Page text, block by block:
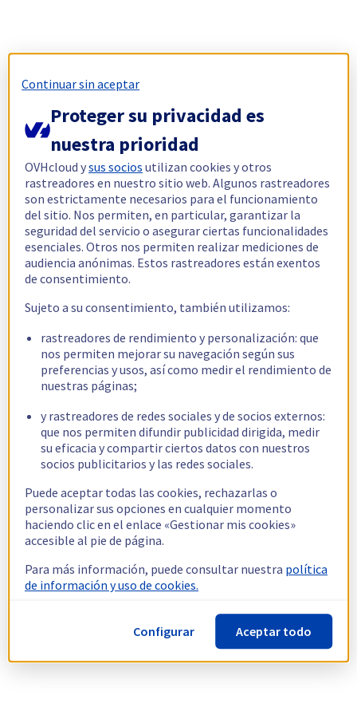
Continuar sin aceptar
Proteger su privacidad es
nuestra prioridad
OVHcloud ysus socios utilizan cookies y otros
rastreadores en nuestro sitio web. Algunos rastreadores
son estrictamente necesarios para el funcionamiento
del sitio. Nos permiten, en particular, garantizar la
seguridad del servicio o asegurar ciertas funcionalidades
esenciales. Otros nos permiten realizar mediciones de
audiencia anónimas. Estos rastreadores están exentos
de consentimiento.
Sujeto a su consentimiento, también utilizamos:
rastreadores de rendimiento y personalización: que
nos permiten mejorar su navegación según sus
preferencias y usos, así como medir el rendimiento de
nuestras páginas;
y rastreadores de redes sociales y de socios externos:
que nos permiten difundir publicidad dirigida, medir
su eficacia y compartir ciertos datos con nuestros
socios publicitarios y las redes sociales.
Puede aceptar todas las cookies, rechazarlas o
personalizar sus opciones en cualquier momento
haciendo clic en el enlace «Gestionar mis cookies»
accesible al pie de página.
Para más información, puede consultar nuestra política
de información y uso de cookies.
Configurar Aceptar todo